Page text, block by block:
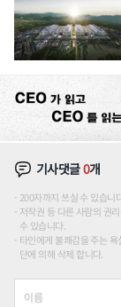
기사댓글0개
200자까지 쓰실 수 있습
저작권 등 다른 사람의 권
수 있습니다.
타인에게 불쾌감을 주는
단에 의해 삭제 합니다.